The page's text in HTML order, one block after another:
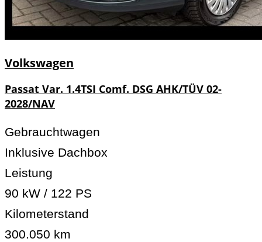
Volkswagen
Passat Var. 1.4TSI Comf. DSG AHK/TÜV 02-
2028/NAV
Gebrauchtwagen
Inklusive Dachbox
Leistung
90 kW / 122 PS
Kilometerstand
300.050 km